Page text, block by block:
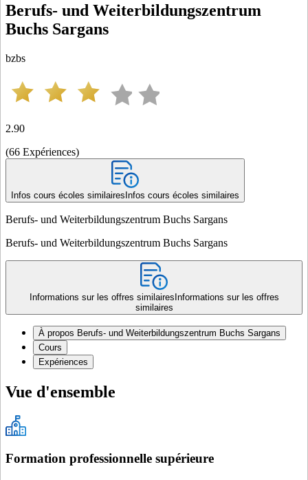
Berufs- und Weiterbildungszentrum
Buchs Sargans
bzbs
2.90
(66 Expériences)
Infos cours écoles similaires Infos cours écoles similaires
Berufs- und Weiterbildungszentrum Buchs Sargans
Berufs- und Weiterbildungszentrum Buchs Sargans
Informations sur les offres similaires Informations sur les offres
similaires
À propos Berufs- und Weiterbildungszentrum Buchs Sargans
Cours
Expériences
Vue d'ensemble
Formation professionnelle supérieure